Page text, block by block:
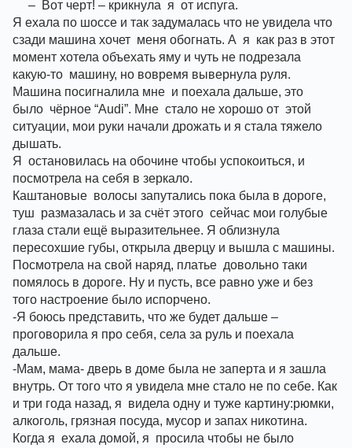
–  Вот черт! – крикнула  я  от испуга.
Я ехала по шоссе и так задумалась что не увидела что
сзади машина хочет  меня обогнать. А  я  как раз в этот
момент хотела объехать яму и чуть не подрезала
какую-то  машину, но вовремя вывернула руля.
Машина посигналила мне  и поехала дальше, это
было  чёрное “Audi”. Мне  стало не хорошо от  этой
ситуации, мои руки начали дрожать и я стала тяжело
дышать.
Я  остановилась на обочине чтобы успокоиться, и
посмотрела на себя в зеркало.
Каштановые  волосы запутались пока была в дороге,
туш  размазалась и за счёт этого  сейчас мои голубые
глаза стали ещё выразительнее. Я облизнула
пересохшие губы, открыла дверцу и вышла с машины.
Посмотрела на свой наряд, платье  довольно таки
помялось в дороге. Ну и пусть, все равно уже и без
того настроение было испорчено.
-Я боюсь представить, что же будет дальше –
проговорила я про себя, села за руль и поехала
дальше.
-Мам, мама- дверь в доме была не заперта и я зашла
внутрь. От того что я увидела мне стало не по себе. Как
и три года назад, я  видела одну и туже картину:рюмки,
алкоголь, грязная посуда, мусор и запах никотина.
Когда я  ехала домой, я  просила чтобы не было